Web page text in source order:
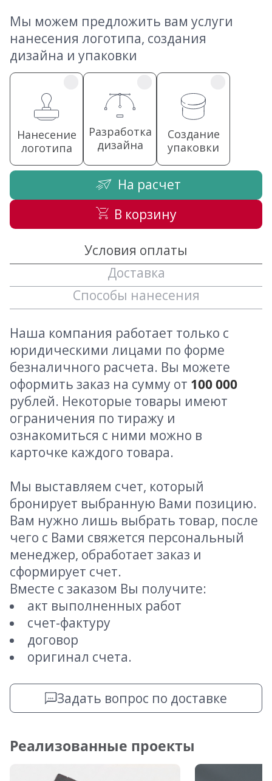
Мы можем предложить вам услуги
нанесения логотипа, создания
дизайна и упаковки
Нанесение
логотипа
Разработка
дизайна
Создание
упаковки
На расчет
В корзину
Условия оплаты
Доставка
Способы нанесения
Наша компания работает только с
юридическими лицами по форме
безналичного расчета. Вы можете
оформить заказ на сумму от 100 000
рублей. Некоторые товары имеют
ограничения по тиражу и
ознакомиться с ними можно в
карточке каждого товара.
Мы выставляем счет, который
бронирует выбранную Вами позицию.
Вам нужно лишь выбрать товар, после
чего с Вами свяжется персональный
менеджер, обработает заказ и
сформирует счет.
Вместе с заказом Вы получите:
акт выполненных работ
счет-фактуру
договор
оригинал счета.
Задать вопрос по доставке
Реализованные проекты